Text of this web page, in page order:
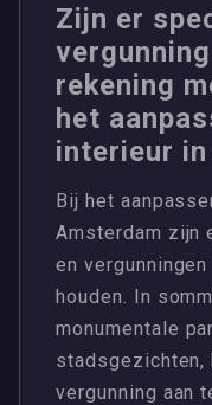
Zijn er
rekening
het
interieur
Bij het
Amsterdam zijn
en
houden. In
monumentale
stadsgezichten,
vergunning aan